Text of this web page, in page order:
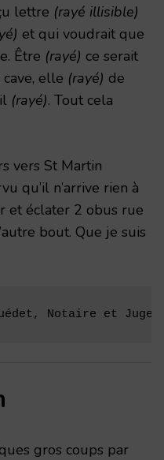
lettre (rayé illisible)
et qui voudrait que
Être (rayé) ce serait
elle (rayé) de
(rayé). Tout cela
vers St Martin
qu’il n’arrive rien à
et éclater 2 obus rue
bout. Que je suis
Notaire et
gros coups par